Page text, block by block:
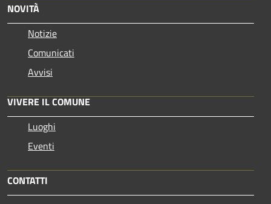
NOVITÀ
Notizie
Comunicati
Avvisi
VIVERE IL COMUNE
Luoghi
Eventi
CONTATTI